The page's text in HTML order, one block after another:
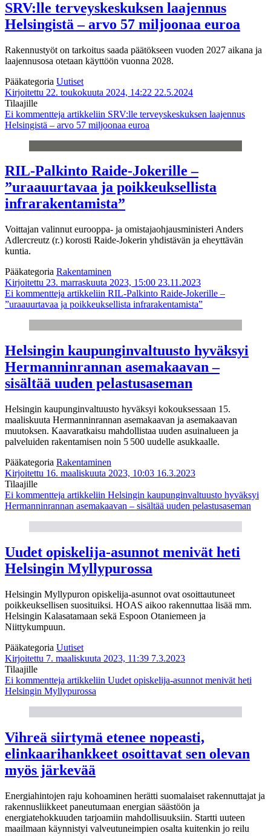
SRV:lle terveyskeskuksen laajennus
Helsingistä – arvo 57 miljoonaa euroa
Rakennustyöt on tarkoitus saada päätökseen vuoden 2027 aikana ja
laajennusosa otetaan käyttöön vuonna 2028.
Pääkategoria Uutiset
Kirjoitettu 22. toukokuuta 2024, 14:22 22.5.2024
Tilaajille
Ei kommentteja artikkeliin SRV:lle terveyskeskuksen laajennus
Helsingistä – arvo 57 miljoonaa euroa
RIL-Palkinto Raide-Jokerille –
”uraauurtavaa ja poikkeuksellista
infrarakentamista”
Voittajan valinnut eurooppa- ja omistajaohjausministeri Anders
Adlercreutz (r.) korosti Raide-Jokerin yhdistävän ja eheyttävän
kuntia.
Pääkategoria Rakentaminen
Kirjoitettu 23. marraskuuta 2023, 15:00 23.11.2023
Ei kommentteja artikkeliin RIL-Palkinto Raide-Jokerille –
”uraauurtavaa ja poikkeuksellista infrarakentamista”
Helsingin kaupunginvaltuusto hyväksyi
Hermanninrannan asemakaavan –
sisältää uuden pelastusaseman
Helsingin kaupunginvaltuusto hyväksyi kokouksessaan 15.
maaliskuuta Hermanninrannan asemakaavan ja asemakaavan
muutoksen. Kaavaratkaisu mahdollistaa uuden asuinalueen ja
palveluiden rakentamisen noin 5 500 uudelle asukkaalle.
Pääkategoria Rakentaminen
Kirjoitettu 16. maaliskuuta 2023, 10:03 16.3.2023
Tilaajille
Ei kommentteja artikkeliin Helsingin kaupunginvaltuusto hyväksyi
Hermanninrannan asemakaavan – sisältää uuden pelastusaseman
Uudet opiskelija-asunnot menivät heti
Helsingin Myllypurossa
Helsingin Myllypuron opiskelija-asunnot ovat osoittautuneet
poikkeuksellisen suosituiksi. HOAS aikoo rakennuttaa lisää mm.
Helsingin Kalasatamaan sekä Espoon Otaniemeen ja
Niittykumpuun.
Pääkategoria Uutiset
Kirjoitettu 7. maaliskuuta 2023, 11:39 7.3.2023
Tilaajille
Ei kommentteja artikkeliin Uudet opiskelija-asunnot menivät heti
Helsingin Myllypurossa
Vihreä siirtymä etenee nopeasti,
elinkaarihankkeet osoittavat sen olevan
myös järkevää
Energiahintojen raju kohoaminen herätti suomalaiset rakennuttajat ja
rakennusliikkeet paneutumaan energian säästöön ja
energiatehokkuuden tarjoamiin mahdollisuuksiin. Startti uuteen
maailmaan käynnistyi valveutuneimpien osalta kuitenkin jo reilu